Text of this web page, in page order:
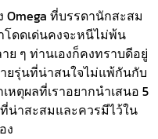
ที่บรรดานักสะสม
โดดเด่นคงจะหนีไม่พ้น
ย ๆ ท่านเองก็คงทราบดีอยู่
ยรุ่นที่น่าสนใจไม่แพ้กันกับ
ตุผลที่เราอยากนำเสนอ 5
น่าสะสมและควรมีไว้ใน
ง